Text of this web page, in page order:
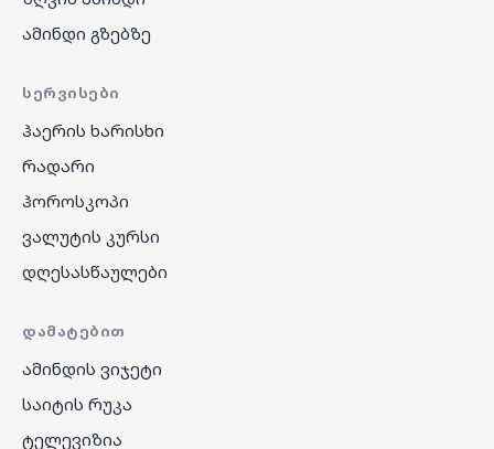
ამინდი გზებზე
ᲡᲔᲠᲕᲘᲡᲔᲑᲘ
ჰაერის ხარისხი
რადარი
ჰოროსკოპი
ვალუტის კურსი
დღესასწაულები
ᲓᲐᲛᲐᲢᲔᲑᲘᲗ
ამინდის ვიჯეტი
საიტის რუკა
ტელევიზია